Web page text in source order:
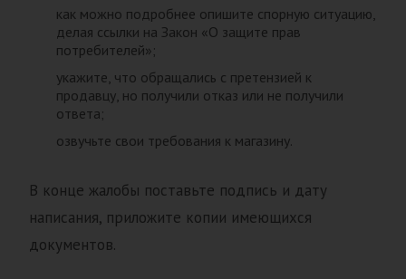
как можно подробнее опишите спорную ситуацию,
делая ссылки на Закон «О защите прав
потребителей»;
укажите, что обращались с претензией к
продавцу, но получили отказ или не получили
ответа;
озвучьте свои требования к магазину.
В конце жалобы поставьте подпись и дату
написания, приложите копии имеющихся
документов.